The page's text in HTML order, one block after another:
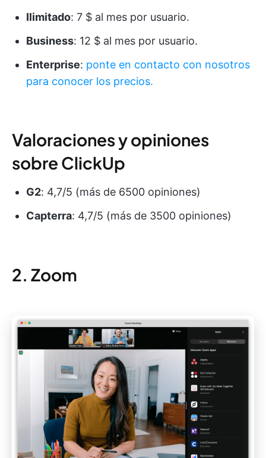
Ilimitado: 7 $ al mes por usuario.
Business: 12 $ al mes por usuario.
Enterprise: ponte en contacto con nosotros
para conocer los precios.
Valoraciones y opiniones
sobre ClickUp
G2: 4,7/5 (más de 6500 opiniones)
Capterra: 4,7/5 (más de 3500 opiniones)
2. Zoom